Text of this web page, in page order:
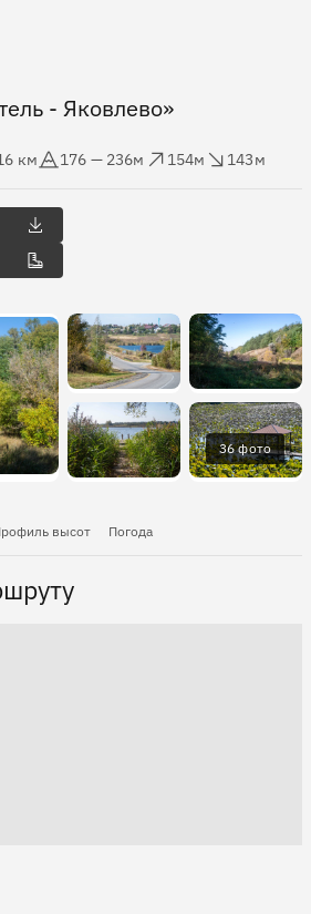
- Яковлево»
км
высота
176 — 236м
Набор высоты
154м
Сброс высоты
143м
36 фото
высот Погода